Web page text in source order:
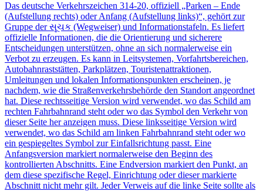
Das deutsche Verkehrszeichen 314-20, offiziell „Parken – Ende
(Aufstellung rechts) oder Anfang (Aufstellung links)“, gehört zur
Gruppe der સૂચક (Wegweiser) und Informationstafeln. Es liefert
offizielle Informationen, die die Orientierung und sicherere
Entscheidungen unterstützen, ohne an sich normalerweise ein
Verbot zu erzeugen. Es kann in Leitsystemen, Vorfahrtsbereichen,
Autobahnraststätten, Parkplätzen, Touristenattraktionen,
Umleitungen und lokalen Informationspunkten erscheinen, je
nachdem, wie die Straßenverkehrsbehörde den Standort angeordnet
hat. Diese rechtsseitige Version wird verwendet, wo das Schild am
rechten Fahrbahnrand steht oder wo das Symbol den Verkehr von
dieser Seite her anzeigen muss. Diese linksseitige Version wird
verwendet, wo das Schild am linken Fahrbahnrand steht oder wo
ein gespiegeltes Symbol zur Einfallsrichtung passt. Eine
Anfangsversion markiert normalerweise den Beginn des
kontrollierten Abschnitts. Eine Endversion markiert den Punkt, an
dem diese spezifische Regel, Einrichtung oder dieser markierte
Abschnitt nicht mehr gilt. Jeder Verweis auf die linke Seite sollte als